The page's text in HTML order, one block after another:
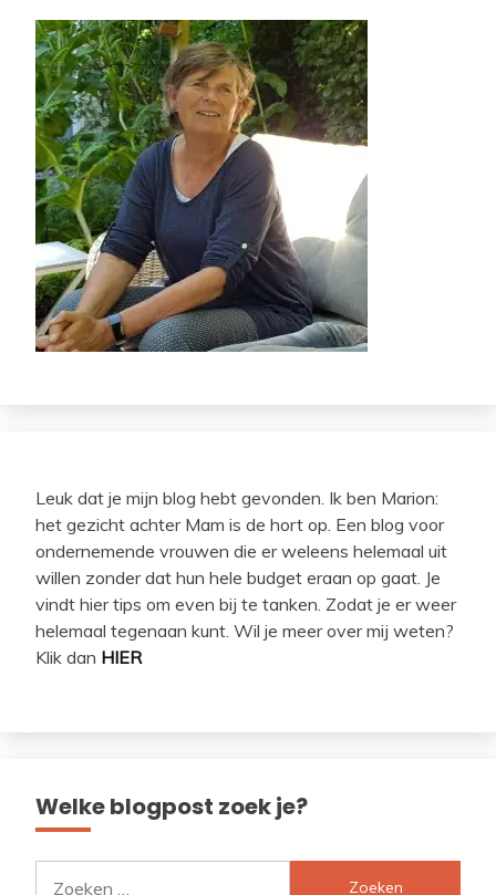
Leuk dat je mijn blog hebt gevonden. Ik ben Marion:
het gezicht achter Mam is de hort op. Een blog voor
ondernemende vrouwen die er weleens helemaal uit
willen zonder dat hun hele budget eraan op gaat. Je
vindt hier tips om even bij te tanken. Zodat je er weer
helemaal tegenaan kunt. Wil je meer over mij weten?
Klik dan HIER
Welke blogpost zoek je?